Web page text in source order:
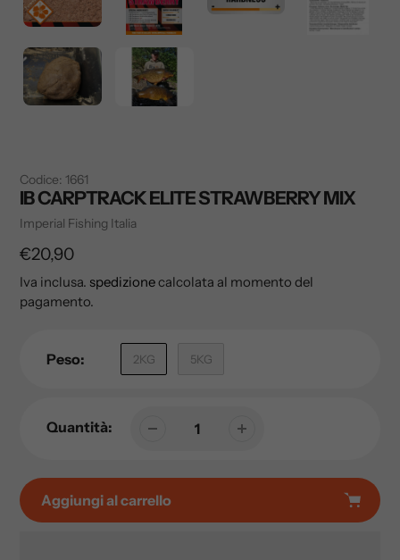
Codice: 1661
IB CARPTRACK ELITE STRAWBERRY MIX
Venditore
Imperial Fishing Italia
Prezzo
di
listino
€20,90
Iva inclusa. spedizionecalcolata al momento del
pagamento.
Peso: 2KG 5KG
Quantità:
Aggiungi al carrello